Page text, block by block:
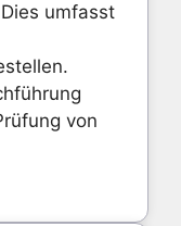
umfasst
von